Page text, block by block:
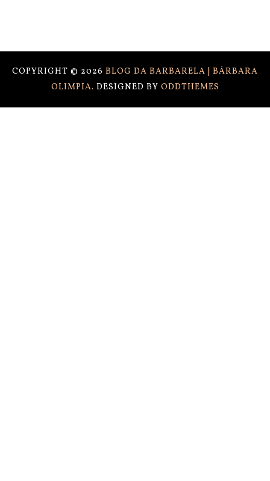
COPYRIGHT © 2026 BLOG DA BARBARELA | BÁRBARA
OLIMPIA. DESIGNED BY ODDTHEMES